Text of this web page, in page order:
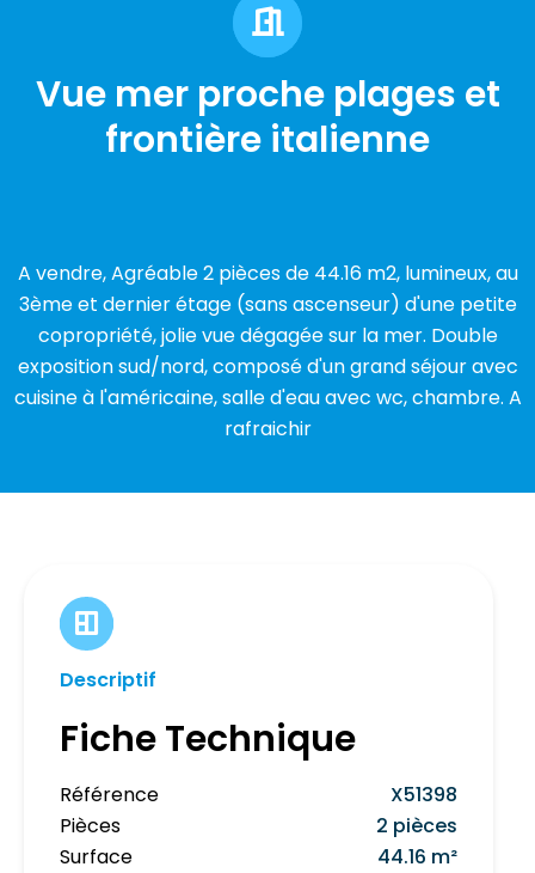
Vue mer proche plages et
frontière italienne
A vendre, Agréable 2 pièces de 44.16 m2, lumineux, au
3ème et dernier étage (sans ascenseur) d'une petite
copropriété, jolie vue dégagée sur la mer. Double
exposition sud/nord, composé d'un grand séjour avec
cuisine à l'américaine, salle d'eau avec wc, chambre. A
rafraichir
Descriptif
Fiche Technique
Référence
X51398
Pièces
2 pièces
Surface
44.16 m²